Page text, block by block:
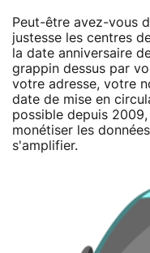
Peut-être avez-vous
justesse les centres
la date anniversaire
grappin dessus par
votre adresse, votre
date de mise en
possible depuis
monétiser les
s'amplifier.